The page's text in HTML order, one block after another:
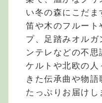
い冬の森にこだ
笛や木のフルート
プ、足踏みオルガ
ンテレなどの不思
ケルトや北欧の
きた伝承曲や物
たっぷりお届けし